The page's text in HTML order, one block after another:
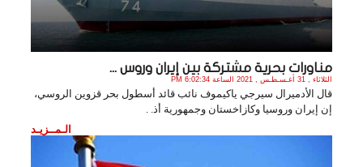
مناورات بحرية مشتركة بين إيران وروس ...
الثلاثاء , 31 أغـسـطـس , 2021 الساعة 6:02:34 PM
قال الأدميرال سيرجي ياكيموف نائب قائد أسطول بحر قزوين الروسي،
إن إيران وروسيا وكازاخستان وجمهورية أذ. .
الـمــزيـد